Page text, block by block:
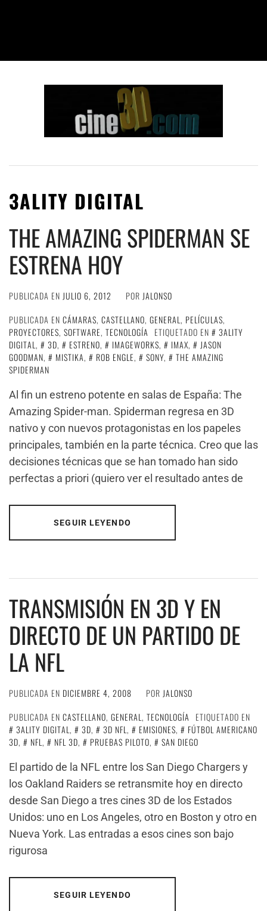
3ALITY DIGITAL
THE AMAZING SPIDERMAN SE
ESTRENA HOY
PUBLICADA EN JULIO 6, 2012 POR JALONSO
PUBLICADA EN CÁMARAS, CASTELLANO, GENERAL, PELÍCULAS,
PROYECTORES, SOFTWARE, TECNOLOGÍA ETIQUETADO EN
3ALITY
DIGITAL, 3D, ESTRENO, IMAGEWORKS, IMAX,
JASON
GOODMAN, MISTIKA, ROB ENGLE, SONY,
THE AMAZING
SPIDERMAN
Al fin un estreno potente en salas de España: The
Amazing Spider-man. Spiderman regresa en 3D
nativo y con nuevos protagonistas en los papeles
principales, también en la parte técnica. Creo que las
decisiones técnicas que se han tomado han sido
perfectas a priori (quiero ver el resultado antes de
SEGUIR LEYENDO
TRANSMISIÓN EN 3D Y EN
DIRECTO DE UN PARTIDO DE
LA NFL
PUBLICADA EN DICIEMBRE 4, 2008 POR JALONSO
PUBLICADA EN CASTELLANO, GENERAL, TECNOLOGÍA
ETIQUETADO EN
3ALITY DIGITAL, 3D, 3D NFL, EMISIONES,
FÚTBOL AMERICANO
3D, NFL, NFL 3D, PRUEBAS PILOTO,
SAN DIEGO
El partido de la NFL entre los San Diego Chargers y
los Oakland Raiders se retransmite hoy en directo
desde San Diego a tres cines 3D de los Estados
Unidos: uno en Los Angeles, otro en Boston y otro en
Nueva York. Las entradas a esos cines son bajo
rigurosa
SEGUIR LEYENDO